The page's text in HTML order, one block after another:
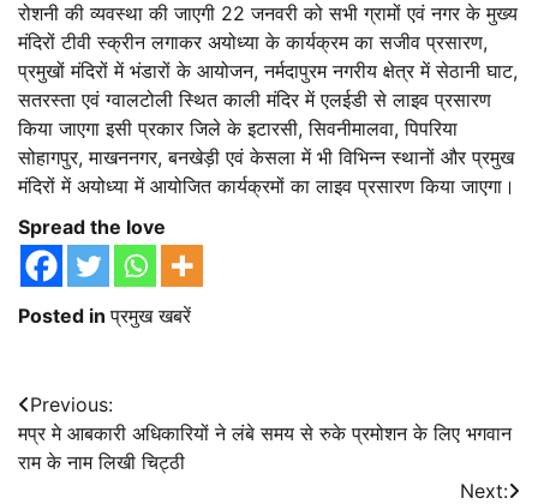
रोशनी की व्यवस्था की जाएगी 22 जनवरी को सभी ग्रामों एवं नगर के मुख्य
मंदिरों टीवी स्क्रीन लगाकर अयोध्या के कार्यक्रम का सजीव प्रसारण,
प्रमुखों मंदिरों में भंडारों के आयोजन, नर्मदापुरम नगरीय क्षेत्र में सेठानी घाट,
सतरस्ता एवं ग्वालटोली स्थित काली मंदिर में एलईडी से लाइव प्रसारण
किया जाएगा इसी प्रकार जिले के इटारसी, सिवनीमालवा, पिपरिया
सोहागपुर, माखननगर, बनखेड़ी एवं केसला में भी विभिन्न स्थानों और प्रमुख
मंदिरों में अयोध्या में आयोजित कार्यक्रमों का लाइव प्रसारण किया जाएगा।
Spread the love
Posted inप्रमुख खबरें
Post
navigation
Previous:
मप्र मे आबकारी अधिकारियों ने लंबे समय से रुके प्रमोशन के लिए भगवान
राम के नाम लिखी चिट्ठी
Next: